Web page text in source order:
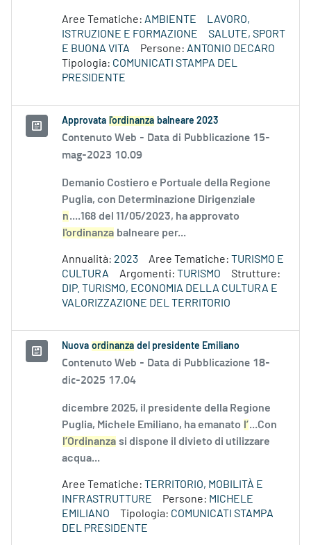
Aree Tematiche: AMBIENTE
LAVORO,
ISTRUZIONE E FORMAZIONE
SALUTE, SPORT
E BUONA VITA
Persone: ANTONIO DECARO
Tipologia: COMUNICATI STAMPA DEL
PRESIDENTE
Approvata l'ordinanza balneare 2023
Contenuto Web - Data di Pubblicazione 15-
mag-2023 10.09
Demanio Costiero e Portuale della Regione
Puglia, con Determinazione Dirigenziale
n....168 del 11/05/2023, ha approvato
l'ordinanza balneare per...
Annualità: 2023 Aree Tematiche: TURISMO E
CULTURA
Argomenti: TURISMO
Strutture:
DIP. TURISMO, ECONOMIA DELLA CULTURA E
VALORIZZAZIONE DEL TERRITORIO
Nuova ordinanza del presidente Emiliano
Contenuto Web - Data di Pubblicazione 18-
dic-2025 17.04
dicembre 2025, il presidente della Regione
Puglia, Michele Emiliano, ha emanato l’...Con
l’Ordinanza si dispone il divieto di utilizzare
acqua...
Aree Tematiche: TERRITORIO, MOBILITÀ E
INFRASTRUTTURE
Persone: MICHELE
EMILIANO
Tipologia: COMUNICATI STAMPA
DEL PRESIDENTE